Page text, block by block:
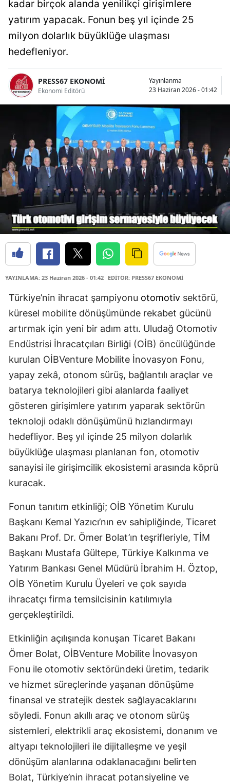
kadar birçok alanda yenilikçi girişimlere
yatırım yapacak. Fonun beş yıl içinde 25
milyon dolarlık büyüklüğe ulaşması
hedefleniyor.
PRESS67 EKONOMİ
Ekonomi Editörü
Yayınlanma
23 Haziran 2026 - 01:42
YAYINLAMA: 23 Haziran 2026 - 01:42 EDİTÖR: PRESS67 EKONOMİ
Türkiye’nin ihracat şampiyonu otomotiv sektörü,
küresel mobilite dönüşümünde rekabet gücünü
artırmak için yeni bir adım attı. Uludağ Otomotiv
Endüstrisi İhracatçıları Birliği (OİB) öncülüğünde
kurulan OİBVenture Mobilite İnovasyon Fonu,
yapay zekâ, otonom sürüş, bağlantılı araçlar ve
batarya teknolojileri gibi alanlarda faaliyet
gösteren girişimlere yatırım yaparak sektörün
teknoloji odaklı dönüşümünü hızlandırmayı
hedefliyor. Beş yıl içinde 25 milyon dolarlık
büyüklüğe ulaşması planlanan fon, otomotiv
sanayisi ile girişimcilik ekosistemi arasında köprü
kuracak.
Fonun tanıtım etkinliği; OİB Yönetim Kurulu
Başkanı Kemal Yazıcı’nın ev sahipliğinde, Ticaret
Bakanı Prof. Dr. Ömer Bolat’ın teşrifleriyle, TİM
Başkanı Mustafa Gültepe, Türkiye Kalkınma ve
Yatırım Bankası Genel Müdürü İbrahim H. Öztop,
OİB Yönetim Kurulu Üyeleri ve çok sayıda
ihracatçı firma temsilcisinin katılımıyla
gerçekleştirildi.
Etkinliğin açılışında konuşan Ticaret Bakanı
Ömer Bolat, OİBVenture Mobilite İnovasyon
Fonu ile otomotiv sektöründeki üretim, tedarik
ve hizmet süreçlerinde yaşanan dönüşüme
finansal ve stratejik destek sağlayacaklarını
söyledi. Fonun akıllı araç ve otonom sürüş
sistemleri, elektrikli araç ekosistemi, donanım ve
altyapı teknolojileri ile dijitalleşme ve yeşil
dönüşüm alanlarına odaklanacağını belirten
Bolat, Türkiye’nin ihracat potansiyeline ve